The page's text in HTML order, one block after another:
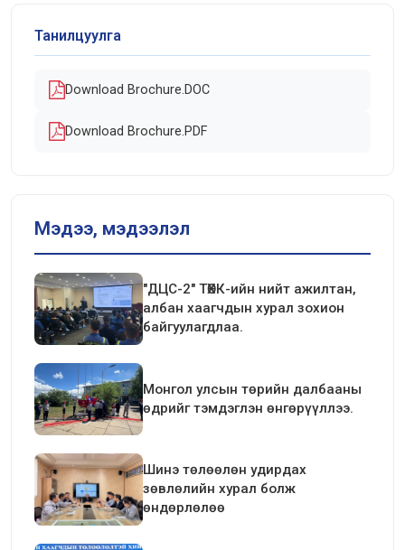
Танилцуулга
Download Brochure.DOC
Download Brochure.PDF
Мэдээ, мэдээлэл
"ДЦС-2" ТӨХК-ийн нийт ажилтан,
албан хаагчдын хурал зохион
байгуулагдлаа.
Монгол улсын төрийн далбааны
өдрийг тэмдэглэн өнгөрүүллээ.
Шинэ төлөөлөн удирдах
зөвлөлийн хурал болж
өндөрлөлөө